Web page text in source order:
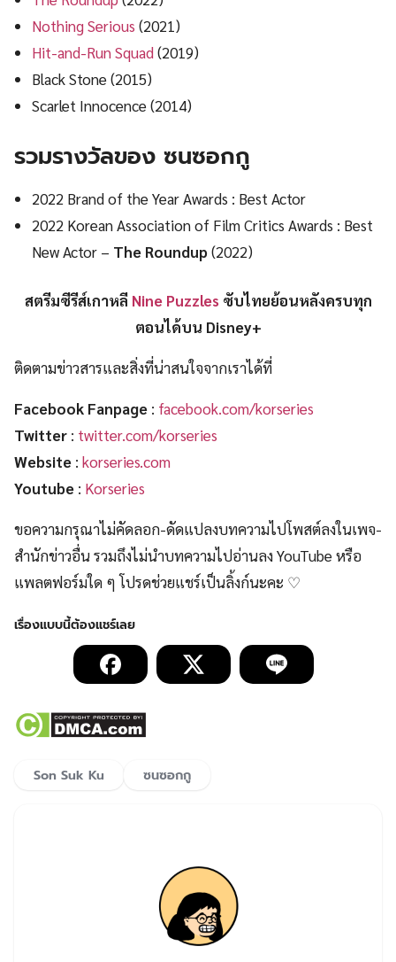
Nothing Serious (2021)
Hit-and-Run Squad(2019)
Black Stone (2015)
Scarlet Innocence (2014)
รวมรางวัลของ ซนซอกกู
2022 Brand of the Year Awards : Best Actor
2022 Korean Association of Film Critics Awards : Best
New Actor – The Roundup(2022)
สตรีมซีรีส์เกาหลี Nine Puzzles ซับไทยย้อนหลังครบทุก
ตอนได้บน Disney+
ติดตามข่าวสารและสิ่งที่น่าสนใจจากเราได้ที่
Facebook Fanpage : facebook.com/korseries
Twitter : twitter.com/korseries
Website : korseries.com
Youtube : Korseries
ขอความกรุณาไม่คัดลอก-ดัดแปลงบทความไปโพสต์ลงในเพจ-
สำนักข่าวอื่น รวมถึงไม่นำบทความไปอ่านลง YouTube หรือ
แพลตฟอร์มใด ๆ โปรดช่วยแชร์เป็นลิ้งก์นะคะ ♡
Son Suk Ku ซนซอกกู